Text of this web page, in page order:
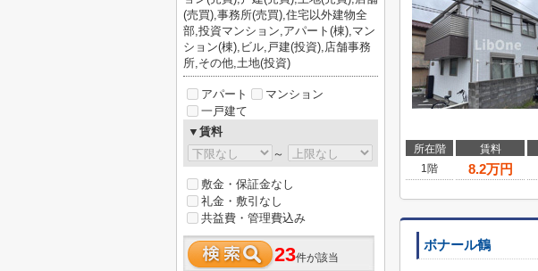
所在階 賃料
1階
8.2万円
ボナール鶴
(売買),事務所(売買),住宅以外建物全
部,投資マンション,アパート(棟),マン
ション(棟),ビル,戸建(投資),店舗事務
所,その他,土地(投資)
アパート
マンション
一戸建て
▼賃料
～
敷金・保証金なし
礼金・敷引なし
共益費・管理費込み
23件が該当